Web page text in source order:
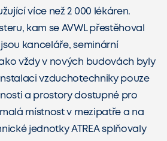
více než 2 000 lékáren.
kam se AVWL přestěhoval
jsou kanceláře, seminární
vždy v nových budovách byly
vzduchotechniky pouze
a prostory dostupné pro
místnost v mezipatře a na
jednotky ATREA splňovaly